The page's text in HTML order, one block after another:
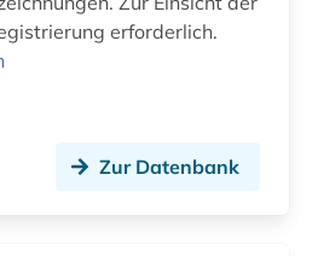
erforderlich.
Zur Datenbank